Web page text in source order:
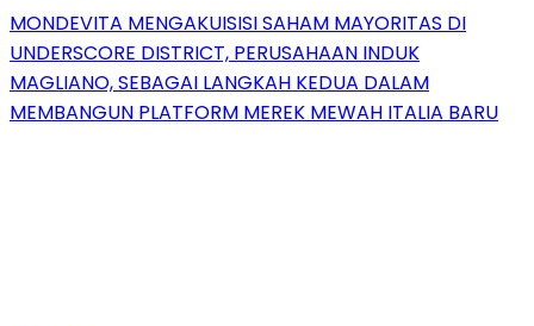
MONDEVITA MENGAKUISISI SAHAM MAYORITAS DI
UNDERSCORE DISTRICT, PERUSAHAAN INDUK
MAGLIANO, SEBAGAI LANGKAH KEDUA DALAM
MEMBANGUN PLATFORM MEREK MEWAH ITALIA BARU